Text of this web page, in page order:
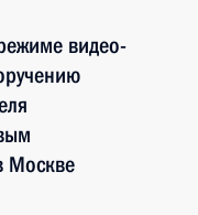
видео-
Москве